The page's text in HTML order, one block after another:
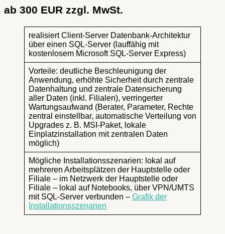
ab 300 EUR zzgl. MwSt.
realisiert Client-Server Datenbank-Architektur
über einen SQL-Server (lauffähig mit
kostenlosem Microsoft SQL-Server Express)
Vorteile: deutliche Beschleunigung der
Anwendung, erhöhte Sicherheit durch zentrale
Datenhaltung und zentrale Datensicherung
aller Daten (inkl. Filialen), verringerter
Wartungsaufwand (Berater, Parameter, Rechte
zentral einstellbar, automatische Verteilung von
Upgrades z. B. MSI-Paket, lokale
Einplatzinstallation mit zentralen Daten
möglich)
Mögliche Installationsszenarien: lokal auf
mehreren Arbeitsplätzen der Hauptstelle oder
Filiale – im Netzwerk der Hauptstelle oder
Filiale – lokal auf Notebooks, über VPN/UMTS
mit SQL-Server verbunden – Grafik der
Installationsszenarien